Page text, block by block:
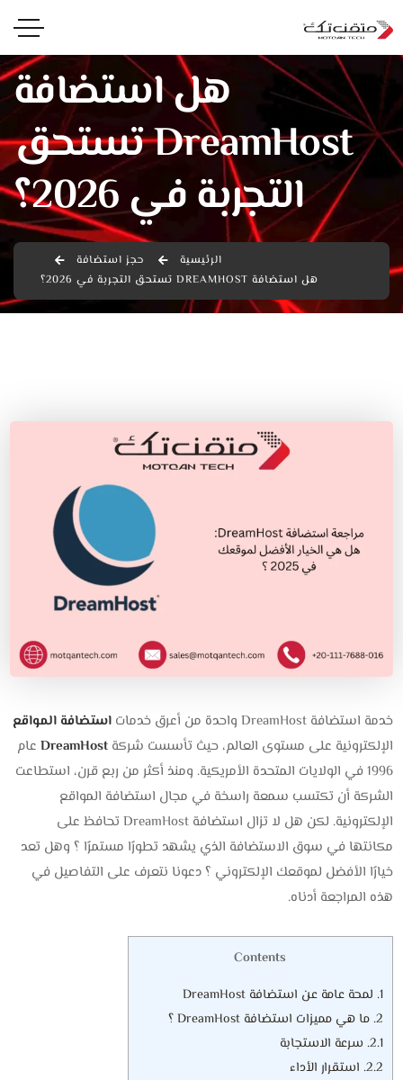
هل استضافة
DreamHost تستحق
التجربة في 2026؟
الرئيسية
حجز استضافة
هل استضافة DREAMHOST تستحق التجربة في 2026؟
خدمة استضافة DreamHost واحدة من أعرق خدمات
استضافة المواقع
الإلكترونية على مستوى العالم، حيث تأسست شركةDreamHost عام
1996 في الولايات المتحدة الأمريكية. ومنذ أكثر من ربع قرن، استطاعت
الشركة أن تكتسب سمعة راسخة في مجال استضافة المواقع
الإلكترونية. لكن هل لا تزال استضافة DreamHost تحافظ على
مكانتها في سوق الاستضافة الذي يشهد تطورًا مستمرًا ؟ وهل تعد
خيارًا الأفضل لموقعك الإلكتروني ؟ دعونا نتعرف على التفاصيل في
هذه المراجعة أدناه.
Contents
1. لمحة عامة عن استضافة DreamHost
2. ما هي مميزات استضافة DreamHost ؟
2.1. سرعة الاستجابة
2.2. استقرار الأداء